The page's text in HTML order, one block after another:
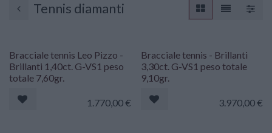
Tennis diamanti
Riservato
Bracciale tennis Leo Pizzo -
Brillanti 1,40ct. G-VS1 peso
totale 7,60gr.
1.770,00€
Riservato
Bracciale tennis - Brillanti
3,30ct. G-VS1 peso totale
9,10gr.
3.970,00€